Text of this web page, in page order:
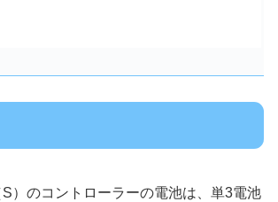
S）のコントローラーの電池は、単3電池